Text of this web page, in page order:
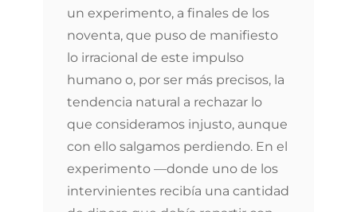
un experimento, a finales de los
noventa, que puso de manifiesto
lo irracional de este impulso
humano o, por ser más precisos, la
tendencia natural a rechazar lo
que consideramos injusto, aunque
con ello salgamos perdiendo. En el
experimento —donde uno de los
intervinientes recibía una cantidad